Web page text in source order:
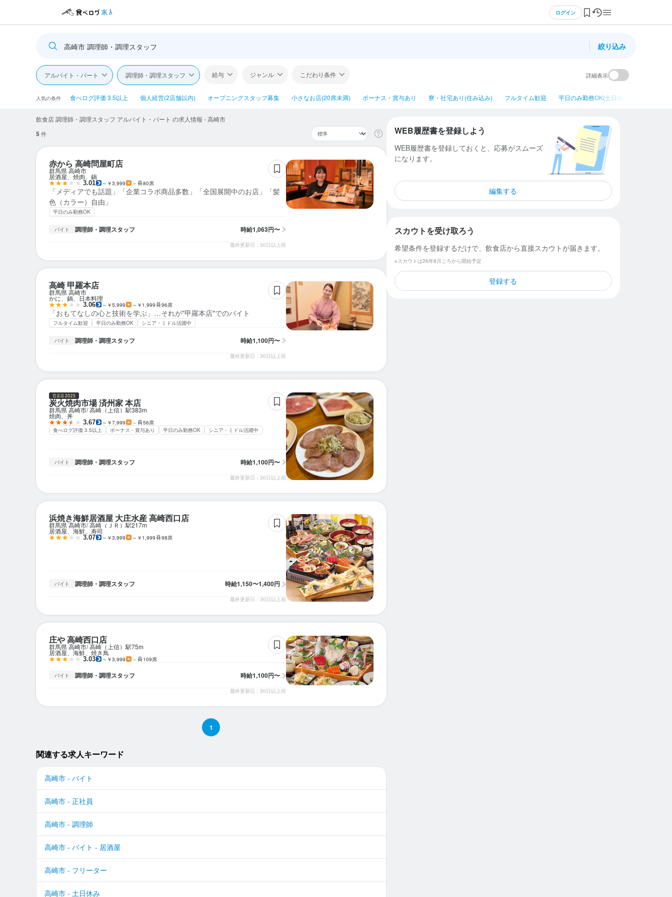
ログイン
高崎市 調理師・調理スタッフ 絞り込み
アルバイト・パート 調理師・調理スタッフ 給与 ジャンル こだわり条件 詳細表示
人気の条件 食べログ評価 3.5以上 個人経営(2店舗以内) オープニングスタッフ募集 小さなお店(20席未満) ボーナス・賞与あり 寮・社宅あり(住み込み) フルタイム歓迎 平日のみ勤務OK(土日休み)
飲食店 調理師・調理スタッフ アルバイト・パート の求人情報 - 高崎市
5 件
赤から 高崎問屋町店
群馬県 高崎市
居酒屋、焼肉、鍋
3.01 ～￥3,999 － 80席
「メディアでも話題」「企業コラボ商品多数」「全国展開中のお店」「髪
色（カラー）自由」
平日のみ勤務OK
バイト 調理師・調理スタッフ 時給1,063円〜
最終更新日：30日以上前
高崎 甲羅本店
群馬県 高崎市
かに、鍋、日本料理
3.06 ～￥5,999 ～￥1,999 96席
「おもてなしの心と技術を学ぶ」…それが"甲羅本店"でのバイト
フルタイム歓迎 平日のみ勤務OK シニア・ミドル活躍中
バイト 調理師・調理スタッフ 時給1,100円〜
最終更新日：30日以上前
炭火焼肉市場 済州家 本店
群馬県 高崎市 高崎（上信）駅383m
焼肉、丼
3.67 ～￥7,999 －
56席
食べログ評価 3.5以上
ボーナス・賞与あり 平日のみ勤務OK シニア・ミドル活躍中
バイト 調理師・調理スタッフ 時給1,100円〜
最終更新日：30日以上前
浜焼き海鮮居酒屋 大庄水産 高崎西口店
群馬県 高崎市 高崎（ＪＲ）駅217m
居酒屋、海鮮、寿司
3.07 ～￥3,999 ～￥1,999 98席
バイト 調理師・調理スタッフ 時給1,150〜1,400円
最終更新日：30日以上前
庄や 高崎西口店
群馬県 高崎市 高崎（上信）駅75m
居酒屋、海鮮、焼き鳥
3.03 ～￥3,999 － 109席
バイト 調理師・調理スタッフ 時給1,100円〜
最終更新日：30日以上前
1
関連する求人キーワード
高崎市 - バイト
高崎市 - 正社員
高崎市 - 調理師
高崎市 - バイト - 居酒屋
高崎市 - フリーター
高崎市 - 土日休み
WEB履歴書を登録しよう
WEB履歴書を登録しておくと、応募がスムーズ
になります。
編集する
スカウトを受け取ろう
希望条件を登録するだけで、飲食店から直接スカウトが届きます。
※スカウトは26年8月ごろから開始予定
登録する
求人を選択する
調理師・調理スタッフ
求人を選択する
調理師・調理スタッフ
求人を選択する
調理師・調理スタッフ
求人を選択する
調理師・調理スタッフ 時給：
求人を選択する
調理師・調理スタッフ